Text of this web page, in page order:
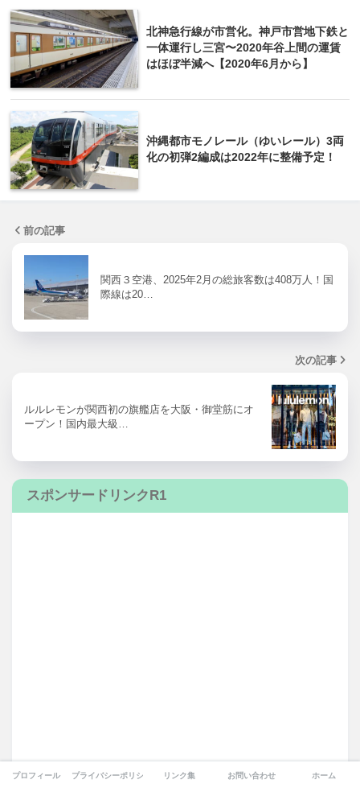
北神急行線が市営化。神戸市営地下鉄と
一体運行し三宮〜2020年谷上間の運賃
はほぼ半減へ【2020年6月から】
沖縄都市モノレール（ゆいレール）3両
化の初弾2編成は2022年に整備予定！
前の記事
関西３空港、2025年2月の総旅客数は408万人！国
際線は20…
次の記事
ルルレモンが関西初の旗艦店を大阪・御堂筋にオ
ープン！国内最大級…
スポンサードリンクR1
プロフィール プライバシーポリシー リンク集 お問い合わせ ホーム